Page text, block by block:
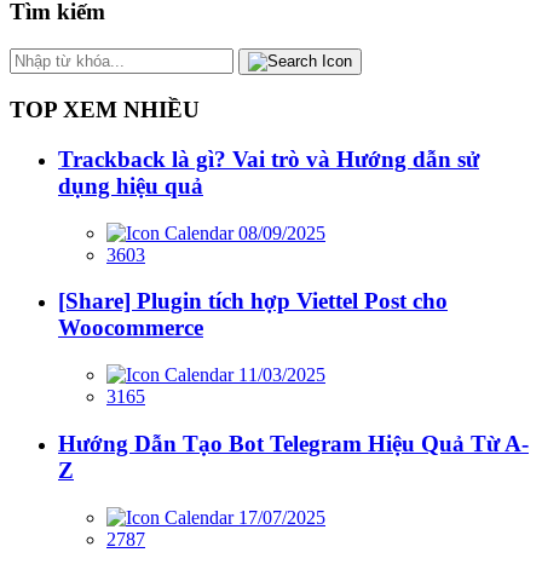
Tìm kiếm
TOP XEM NHIỀU
Trackback là gì? Vai trò và Hướng dẫn sử
dụng hiệu quả
08/09/2025
3603
[Share] Plugin tích hợp Viettel Post cho
Woocommerce
11/03/2025
3165
Hướng Dẫn Tạo Bot Telegram Hiệu Quả Từ A-
Z
17/07/2025
2787